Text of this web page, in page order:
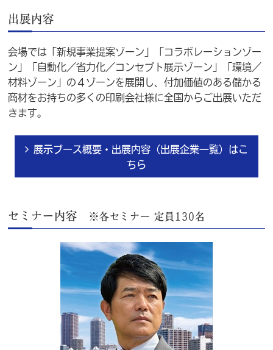
出展内容
会場では「新規事業提案ゾーン」「コラボレーションゾー
ン」「自動化／省力化／コンセプト展示ゾーン」「環境／
材料ゾーン」の４ゾーンを展開し、付加価値のある儲かる
商材をお持ちの多くの印刷会社様に全国からご出展いただ
きます。
展示ブース概要・出展内容（出展企業一覧）はこ
ちら
セミナー内容 ※各セミナー 定員130名